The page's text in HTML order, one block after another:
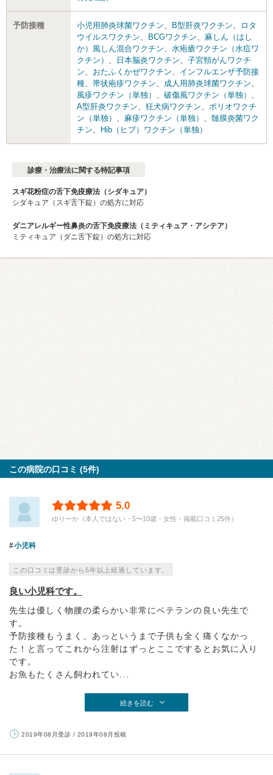
予防接種 小児用肺炎球菌ワクチン B型肝炎ワクチン
ロタ
ウイルスワクチン
BCGワクチン
麻しん（はし
か）風しん混合ワクチン
水疱瘡ワクチン（水痘ワ
クチン）
日本脳炎ワクチン
子宮頸がんワクチ
ン
おたふくかぜワクチン
インフルエンザ予防接
種
帯状疱疹ワクチン 成人用肺炎球菌ワクチン
風疹ワクチン（単独）
破傷風ワクチン（単独）
A型肝炎ワクチン
狂犬病ワクチン
ポリオワクチ
ン（単独）
麻疹ワクチン（単独）
髄膜炎菌ワク
チン
Hib（ヒブ）ワクチン（単独）
診療・治療法に関する特記事項
スギ花粉症の舌下免疫療法（シダキュア）
シダキュア（スギ舌下錠）の処方に対応
ダニアレルギー性鼻炎の舌下免疫療法（ミティキュア・アシテア）
ミティキュア（ダニ舌下錠）の処方に対応
この病院の口コミ (5件)
5.0
ゆりーか（本人ではない・5〜10歳・女性・掲載口コミ25件）
小児科
この口コミは受診から5年以上経過しています。
良い小児科です。
先生は優しく物腰の柔らかい非常にベテランの良い先生で
す。
予防接種もうまく、あっというまで子供も全く痛くなかっ
た！と言ってこれから注射はずっとここでするとお気に入り
です。
お魚もたくさん飼われてい...
続きを読む
2019年08月受診 / 2019年08月投稿